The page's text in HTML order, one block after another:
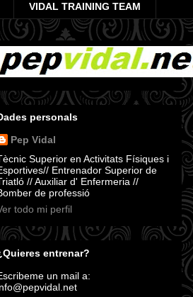
VIDAL TRAINING TEAM
personals
Pep Vidal
Superior en Activitats Físiques i
Entrenador Superior de
// Auxiliar d' Enfermeria //
de professió
todo mi perfil
entrenar?
un mail a: